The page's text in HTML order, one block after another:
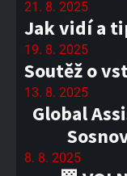
21. 8. 2025
Jak vidí a
19. 8. 2025
Soutěž o
13. 8. 2025
Global
8. 8. 2025